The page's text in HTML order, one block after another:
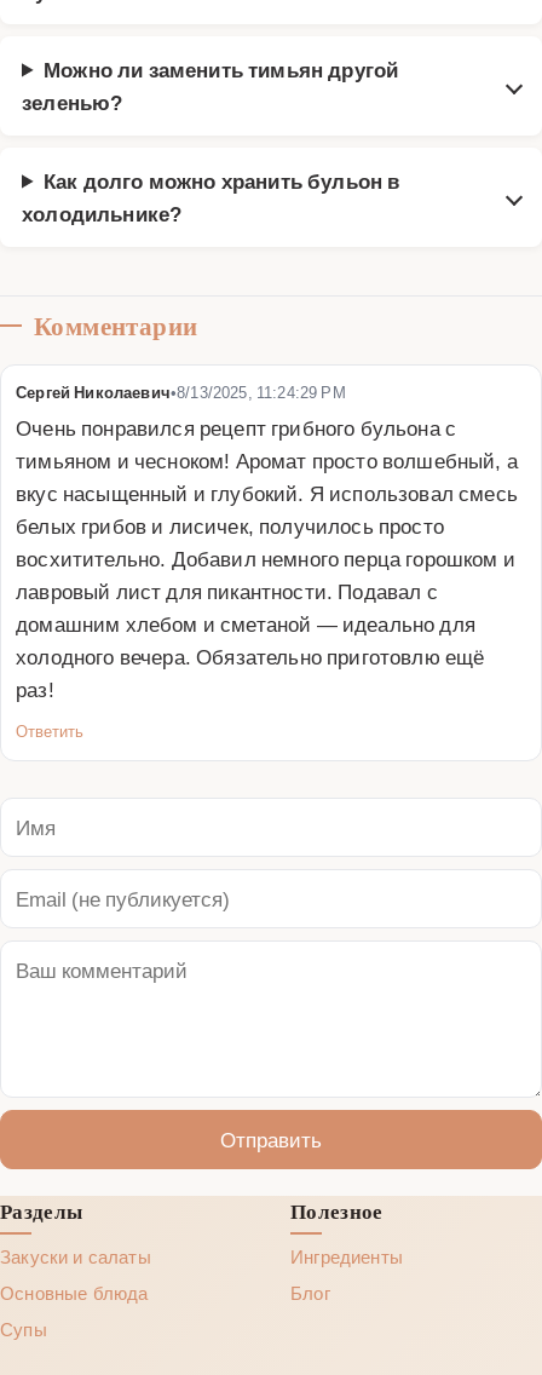
Можно ли заменить тимьян другой
зеленью?
Как долго можно хранить бульон в
холодильнике?
Комментарии
Сергей Николаевич•8/13/2025, 11:24:29 PM
Очень понравился рецепт грибного бульона с
тимьяном и чесноком! Аромат просто волшебный, а
вкус насыщенный и глубокий. Я использовал смесь
белых грибов и лисичек, получилось просто
восхитительно. Добавил немного перца горошком и
лавровый лист для пикантности. Подавал с
домашним хлебом и сметаной — идеально для
холодного вечера. Обязательно приготовлю ещё
раз!
Ответить
Отправить
Разделы
Закуски и салаты
Основные блюда
Супы
Полезное
Ингредиенты
Блог